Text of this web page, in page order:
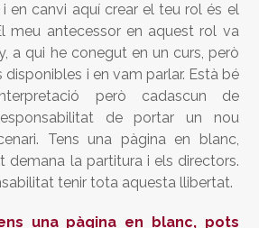
en canvi aquí crear el teu rol és el
meu antecessor en aquest rol va
a qui he conegut en un curs, però
disponibles i en vam parlar. Està bé
però cadascun de
de portar un nou
Tens una pàgina en blanc,
demana la partitura i els directors.
tenir tota aquesta llibertat.
una pàgina en blanc, pots